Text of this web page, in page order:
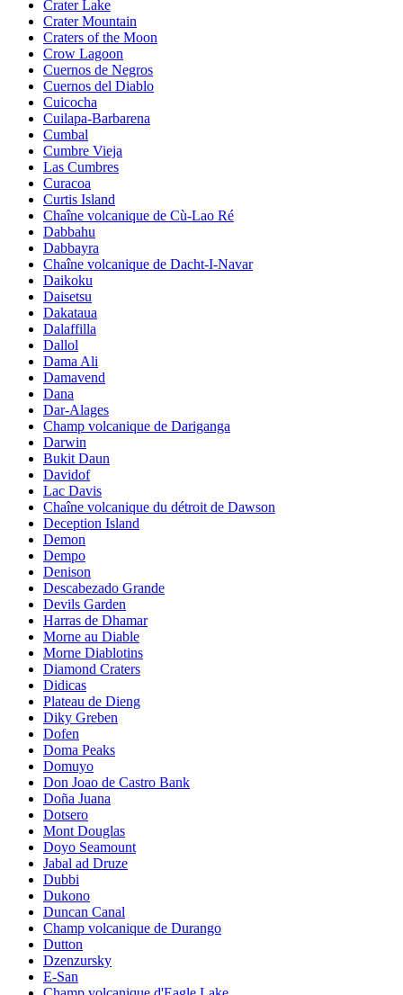
Crater Lake
Crater Mountain
Craters of the Moon
Crow Lagoon
Cuernos de Negros
Cuernos del Diablo
Cuicocha
Cuilapa-Barbarena
Cumbal
Cumbre Vieja
Las Cumbres
Curacoa
Curtis Island
Chaîne volcanique de Cù-Lao Ré
Dabbahu
Dabbayra
Chaîne volcanique de Dacht-I-Navar
Daikoku
Daisetsu
Dakataua
Dalaffilla
Dallol
Dama Ali
Damavend
Dana
Dar-Alages
Champ volcanique de Dariganga
Darwin
Bukit Daun
Davidof
Lac Davis
Chaîne volcanique du détroit de Dawson
Deception Island
Demon
Dempo
Denison
Descabezado Grande
Devils Garden
Harras de Dhamar
Morne au Diable
Morne Diablotins
Diamond Craters
Didicas
Plateau de Dieng
Diky Greben
Dofen
Doma Peaks
Domuyo
Don Joao de Castro Bank
Doña Juana
Dotsero
Mont Douglas
Doyo Seamount
Jabal ad Druze
Dubbi
Dukono
Duncan Canal
Champ volcanique de Durango
Dutton
Dzenzursky
E-San